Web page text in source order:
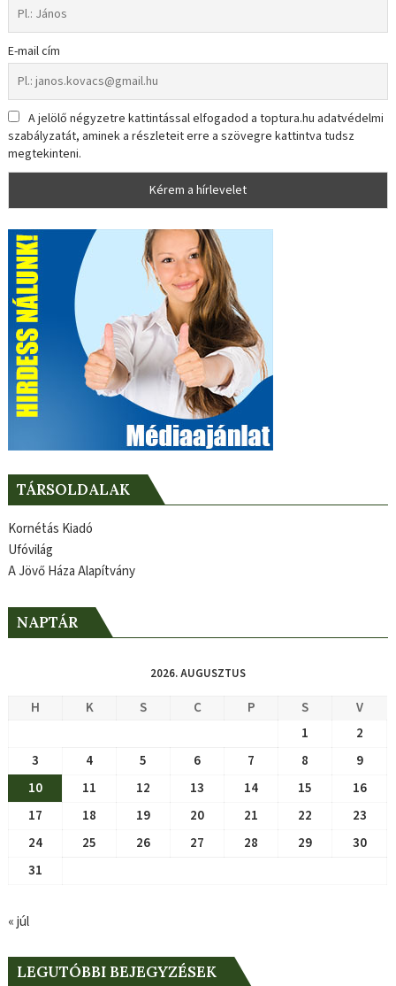
E-mail cím
A jelölő négyzetre kattintással elfogadod a toptura.hu adatvédelmi
szabályzatát, aminek a részleteit erre a szövegre kattintva tudsz
megtekinteni.
TÁRSOLDALAK
Kornétás Kiadó
Ufóvilág
A Jövő Háza Alapítvány
NAPTÁR
2026. AUGUSZTUS
H K S C P S
V
1
2
3
4 5 6 7 8
9
10
11 12 13 14 15
16
17
18 19 20 21 22
23
24
25 26 27 28 29
30
31
« júl
LEGUTÓBBI BEJEGYZÉSEK